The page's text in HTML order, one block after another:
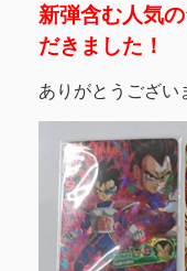
新弾含む人気
だきました！
ありがとうござ